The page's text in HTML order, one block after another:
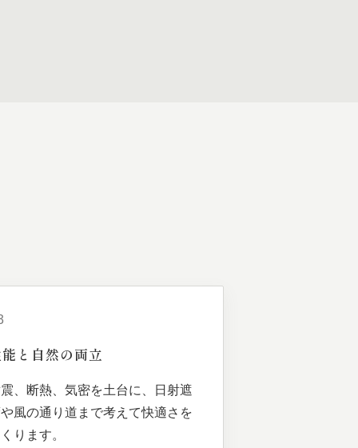
と 自然の両立
、断熱、気密を土台に、日射遮
風の通り道まで考えて快適さを
ります。